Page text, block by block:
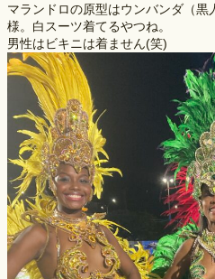
マランドロの原型はウンバンダ（黒
様。白スーツ着てるやつね。
男性はビキニは着ません(笑)